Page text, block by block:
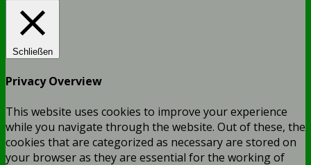
Schließen
Privacy Overview
This website uses cookies to improve your experience
while you navigate through the website. Out of these, the
cookies that are categorized as necessary are stored on
your browser as they are essential for the working of